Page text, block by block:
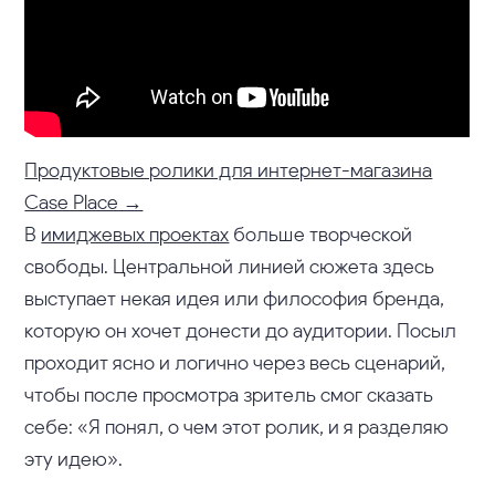
Продуктовые ролики для интернет-магазина
Case Place →
В имиджевых проектах больше творческой
свободы. Центральной линией сюжета здесь
выступает некая идея или философия бренда,
которую он хочет донести до аудитории. Посыл
проходит ясно и логично через весь сценарий,
чтобы после просмотра зритель смог сказать
себе: «Я понял, о чем этот ролик, и я разделяю
эту идею».